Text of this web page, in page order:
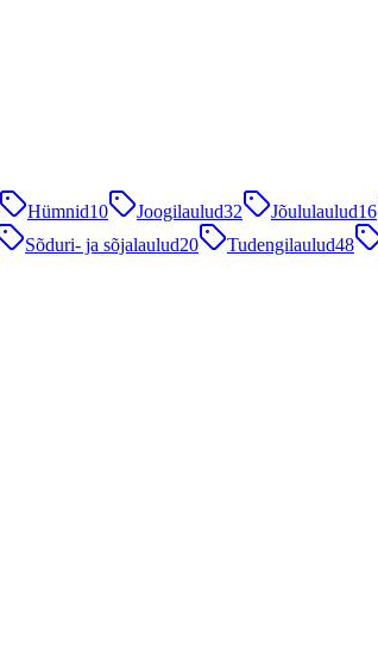
Hümnid10 Joogilaulud32 Jõululaulud16
Sõduri- ja sõjalaulud20 Tudengilaulud48